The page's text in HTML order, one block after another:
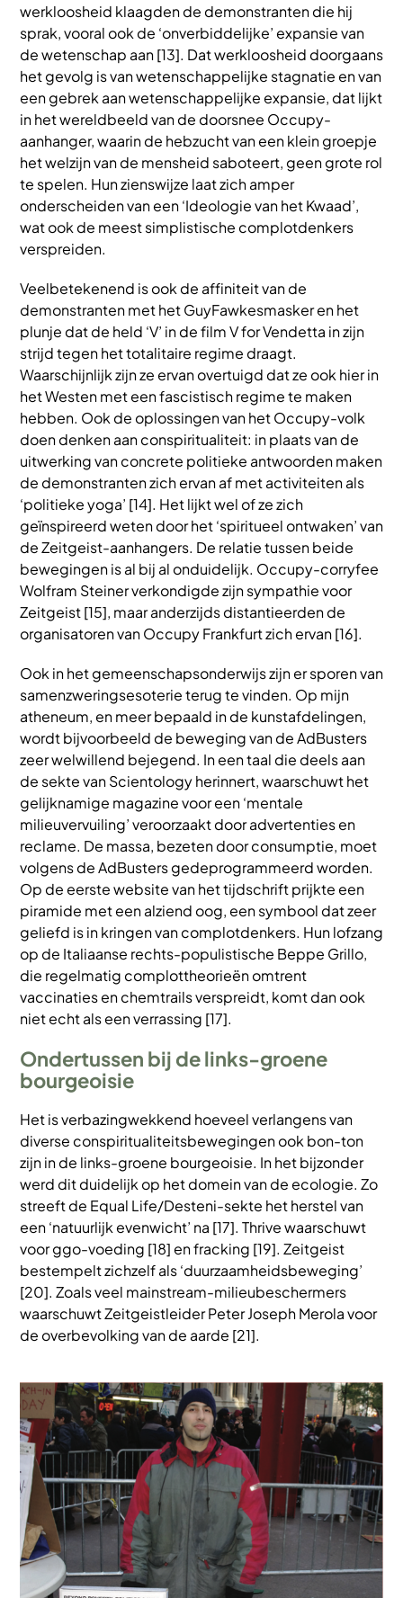
werkloosheid klaagden de demonstranten die hij
sprak, vooral ook de ‘onverbiddelijke’ expansie van
de wetenschap aan [13]. Dat werkloosheid doorgaans
het gevolg is van wetenschappelijke stagnatie en van
een gebrek aan wetenschappelijke expansie, dat lijkt
in het wereldbeeld van de doorsnee Occupy-
aanhanger, waarin de hebzucht van een klein groepje
het welzijn van de mensheid saboteert, geen grote rol
te spelen. Hun zienswijze laat zich amper
onderscheiden van een ‘Ideologie van het Kwaad’,
wat ook de meest simplistische complotdenkers
verspreiden.
Veelbetekenend is ook de affiniteit van de
demonstranten met het GuyFawkesmasker en het
plunje dat de held ‘V’ in de film V for Vendetta in zijn
strijd tegen het totalitaire regime draagt.
Waarschijnlijk zijn ze ervan overtuigd dat ze ook hier in
het Westen met een fascistisch regime te maken
hebben. Ook de oplossingen van het Occupy-volk
doen denken aan conspiritualiteit: in plaats van de
uitwerking van concrete politieke antwoorden maken
de demonstranten zich ervan af met activiteiten als
‘politieke yoga’ [14]. Het lijkt wel of ze zich
geïnspireerd weten door het ‘spiritueel ontwaken’ van
de Zeitgeist-aanhangers. De relatie tussen beide
bewegingen is al bij al onduidelijk. Occupy-corryfee
Wolfram Steiner verkondigde zijn sympathie voor
Zeitgeist [15], maar anderzijds distantieerden de
organisatoren van Occupy Frankfurt zich ervan [16].
Ook in het gemeenschapsonderwijs zijn er sporen van
samenzweringsesoterie terug te vinden. Op mijn
atheneum, en meer bepaald in de kunstafdelingen,
wordt bijvoorbeeld de beweging van de AdBusters
zeer welwillend bejegend. In een taal die deels aan
de sekte van Scientology herinnert, waarschuwt het
gelijknamige magazine voor een ‘mentale
milieuvervuiling’ veroorzaakt door advertenties en
reclame. De massa, bezeten door consumptie, moet
volgens de AdBusters gedeprogrammeerd worden.
Op de eerste website van het tijdschrift prijkte een
piramide met een alziend oog, een symbool dat zeer
geliefd is in kringen van complotdenkers. Hun lofzang
op de Italiaanse rechts-populistische Beppe Grillo,
die regelmatig complottheorieën omtrent
vaccinaties en chemtrails verspreidt, komt dan ook
niet echt als een verrassing [17].
Ondertussen bij de links-groene
bourgeoisie
Het is verbazingwekkend hoeveel verlangens van
diverse conspiritualiteitsbewegingen ook bon-ton
zijn in de links-groene bourgeoisie. In het bijzonder
werd dit duidelijk op het domein van de ecologie. Zo
streeft de Equal Life/Desteni-sekte het herstel van
een ‘natuurlijk evenwicht’ na [17]. Thrive waarschuwt
voor ggo-voeding [18] en fracking [19]. Zeitgeist
bestempelt zichzelf als ‘duurzaamheidsbeweging’
[20]. Zoals veel mainstream-milieubeschermers
waarschuwt Zeitgeistleider Peter Joseph Merola voor
de overbevolking van de aarde [21].
Afbeelding